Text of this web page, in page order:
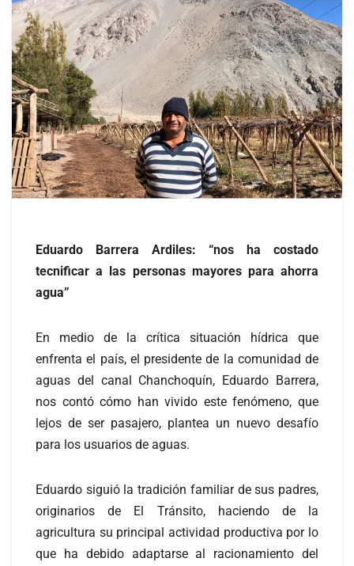
Eduardo Barrera Ardiles: “nos ha costado
tecnificar a las personas mayores para ahorra
agua”
En medio de la crítica situación hídrica que
enfrenta el país, el presidente de la comunidad de
aguas del canal Chanchoquín, Eduardo Barrera,
nos contó cómo han vivido este fenómeno, que
lejos de ser pasajero, plantea un nuevo desafío
para los usuarios de aguas.
Eduardo siguió la tradición familiar de sus padres,
originarios de El Tránsito, haciendo de la
agricultura su principal actividad productiva por lo
que ha debido adaptarse al racionamiento del